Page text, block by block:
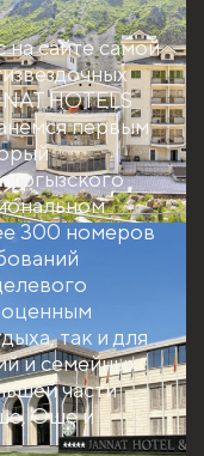
сайте самой
HOTELS
первым
300 номеров
так и для
и семейных
части
Оше и